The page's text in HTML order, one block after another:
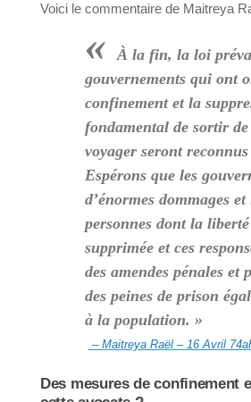
Voici le commentaire de Maitreya
«
À la fin, la loi
gouvernements qui ont
confinement et la
fondamental de sortir de
voyager seront
Espérons que les
d’énormes dommages
personnes dont la
supprimée et ces
des amendes pénales et
des peines de prison
à la population. »
– Maitreya Raël – 16 Avril
Des mesures de confinement